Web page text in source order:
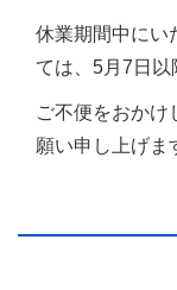
休業期間中にい
ては、5月7日以
ご不便をおかけ
願い申し上げま